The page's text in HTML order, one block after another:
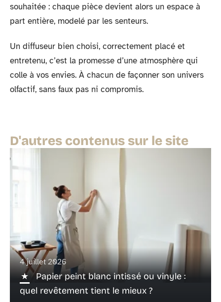
souhaitée : chaque pièce devient alors un espace à
part entière, modelé par les senteurs.
Un diffuseur bien choisi, correctement placé et
entretenu, c’est la promesse d’une atmosphère qui
colle à vos envies. À chacun de façonner son univers
olfactif, sans faux pas ni compromis.
D'autres contenus sur le site
4 juillet 2026
Papier peint blanc intissé ou vinyle :
quel revêtement tient le mieux ?